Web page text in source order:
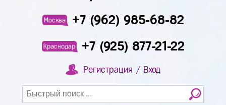
Москва +7 (962) 985-68-82
Краснодар +7 (925) 877-21-22
Регистрация / Вход